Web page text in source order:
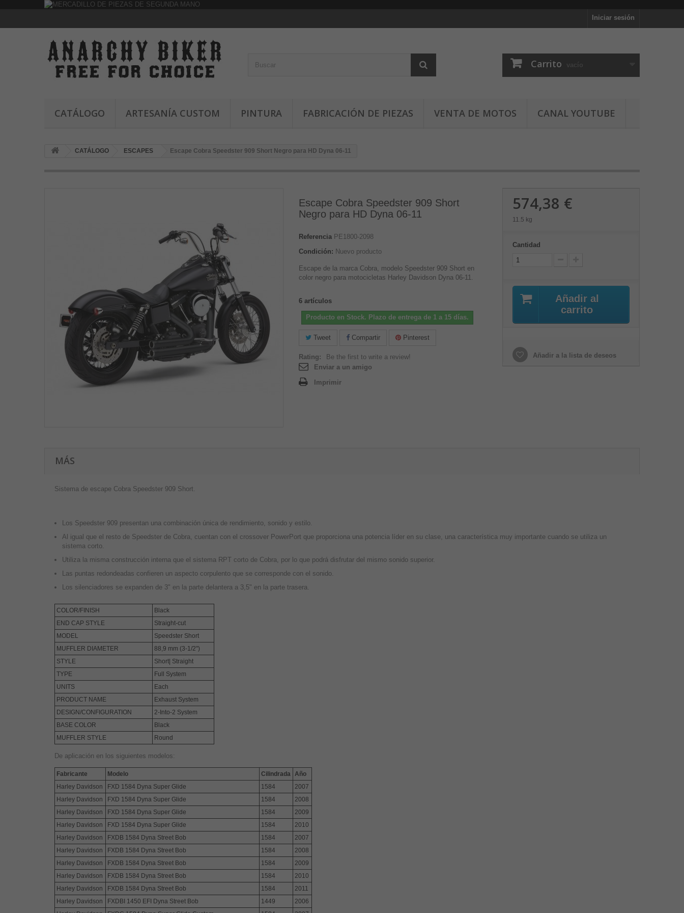
Iniciar sesión
Carrito vacío
CATÁLOGO ARTESANÍA CUSTOM PINTURA FABRICACIÓN DE PIEZAS VENTA DE MOTOS CANAL YOUTUBE
CATÁLOGO ESCAPES Escape Cobra Speedster 909 Short Negro para HD Dyna 06-11
Escape Cobra Speedster 909 Short
Negro para HD Dyna 06-11
Referencia PE1800-2098
Condición: Nuevo producto
Escape de la marca Cobra, modelo Speedster 909 Short en
color negro para motocicletas Harley Davidson Dyna 06-11.
6 artículos
Producto en Stock. Plazo de entrega de 1 a 15 días.
Tweet Compartir Pinterest
Rating:
Be the first to write a review!
Enviar a un amigo
Imprimir
574,38 €
11.5 kg
Cantidad
Añadir al
carrito
Añadir a la lista de deseos
MÁS
Sistema de escape Cobra Speedster 909 Short.
Los Speedster 909 presentan una combinación única de rendimiento, sonido y estilo.
Al igual que el resto de Speedster de Cobra, cuentan con el crossover PowerPort que proporciona una potencia líder en su clase, una característica muy importante cuando se utiliza un
sistema corto.
Utiliza la misma construcción interna que el sistema RPT corto de Cobra, por lo que podrá disfrutar del mismo sonido superior.
Las puntas redondeadas confieren un aspecto corpulento que se corresponde con el sonido.
Los silenciadores se expanden de 3" en la parte delantera a 3,5" en la parte trasera.
COLOR/FINISH
Black
END CAP STYLE
Straight-cut
MODEL
Speedster Short
MUFFLER DIAMETER
88,9 mm (3-1/2")
STYLE
Short| Straight
TYPE
Full System
UNITS
Each
PRODUCT NAME
Exhaust System
DESIGN/CONFIGURATION
2-Into-2 System
BASE COLOR
Black
MUFFLER STYLE
Round
De aplicación en los siguientes modelos:
Fabricante Modelo Cilindrada Año
Harley Davidson
FXD 1584 Dyna Super Glide 1584
2007
Harley Davidson
FXD 1584 Dyna Super Glide 1584
2008
Harley Davidson
FXD 1584 Dyna Super Glide 1584
2009
Harley Davidson
FXD 1584 Dyna Super Glide 1584
2010
Harley Davidson
FXDB 1584 Dyna Street Bob 1584
2007
Harley Davidson
FXDB 1584 Dyna Street Bob 1584
2008
Harley Davidson
FXDB 1584 Dyna Street Bob 1584
2009
Harley Davidson
FXDB 1584 Dyna Street Bob 1584
2010
Harley Davidson
FXDB 1584 Dyna Street Bob 1584
2011
Harley Davidson
FXDBI 1450 EFI Dyna Street Bob 1449
2006